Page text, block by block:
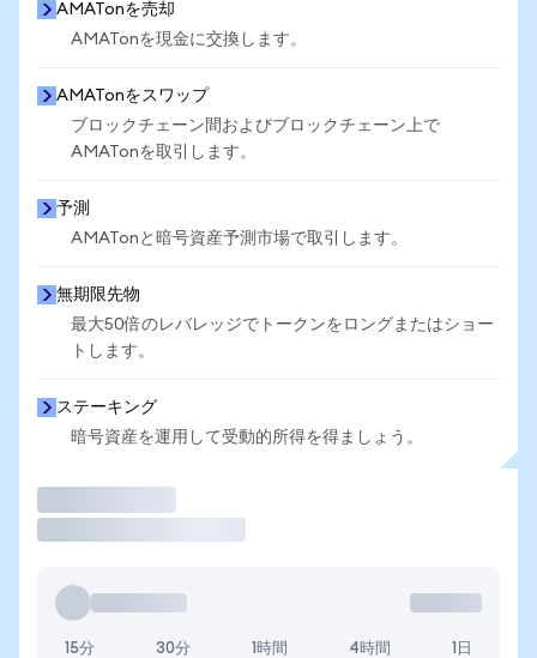
AMATonを売却
AMATonを現金に交換します。
AMATonをスワップ
ブロックチェーン間およびブロックチェーン上で
AMATonを取引します。
予測
AMATonと暗号資産予測市場で取引します。
無期限先物
最大50倍のレバレッジでトークンをロングまたはショー
トします。
ステーキング
暗号資産を運用して受動的所得を得ましょう。
15分 30分 1時間 4時間 1日